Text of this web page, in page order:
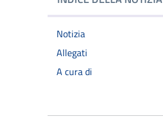
Notizia
Allegati
A cura di